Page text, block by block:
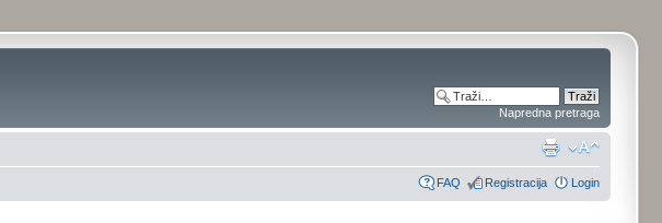
Napredna pretraga
FAQ Registracija Login